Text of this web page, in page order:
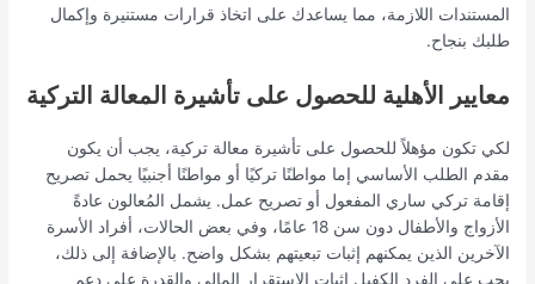
المستندات اللازمة، مما يساعدك على اتخاذ قرارات مستنيرة وإكمال
طلبك بنجاح.
معايير الأهلية للحصول على تأشيرة المعالة التركية
لكي تكون مؤهلاً للحصول على تأشيرة معالة تركية، يجب أن يكون
مقدم الطلب الأساسي إما مواطنًا تركيًا أو مواطنًا أجنبيًا يحمل تصريح
إقامة تركي ساري المفعول أو تصريح عمل. يشمل المُعالون عادةً
الأزواج والأطفال دون سن 18 عامًا، وفي بعض الحالات، أفراد الأسرة
الآخرين الذين يمكنهم إثبات تبعيتهم بشكل واضح. بالإضافة إلى ذلك،
يجب على الفرد الكفيل إثبات الاستقرار المالي والقدرة على دعم